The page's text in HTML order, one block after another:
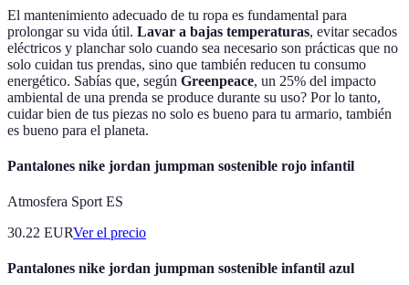
El mantenimiento adecuado de tu ropa es fundamental para
prolongar su vida útil. Lavar a bajas temperaturas, evitar secados
eléctricos y planchar solo cuando sea necesario son prácticas que no
solo cuidan tus prendas, sino que también reducen tu consumo
energético. Sabías que, según Greenpeace, un 25% del impacto
ambiental de una prenda se produce durante su uso? Por lo tanto,
cuidar bien de tus piezas no solo es bueno para tu armario, también
es bueno para el planeta.
Pantalones nike jordan jumpman sostenible rojo infantil
Atmosfera Sport ES
30.22 EURVer el precio
Pantalones nike jordan jumpman sostenible infantil azul